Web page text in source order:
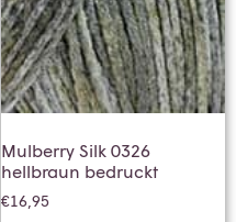
Mulberry Silk 0326
hellbraun bedruckt
€16,95